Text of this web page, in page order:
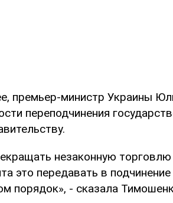
премьер-министр Украины
переподчинения
незаконную
это передавать в
порядок», - сказала